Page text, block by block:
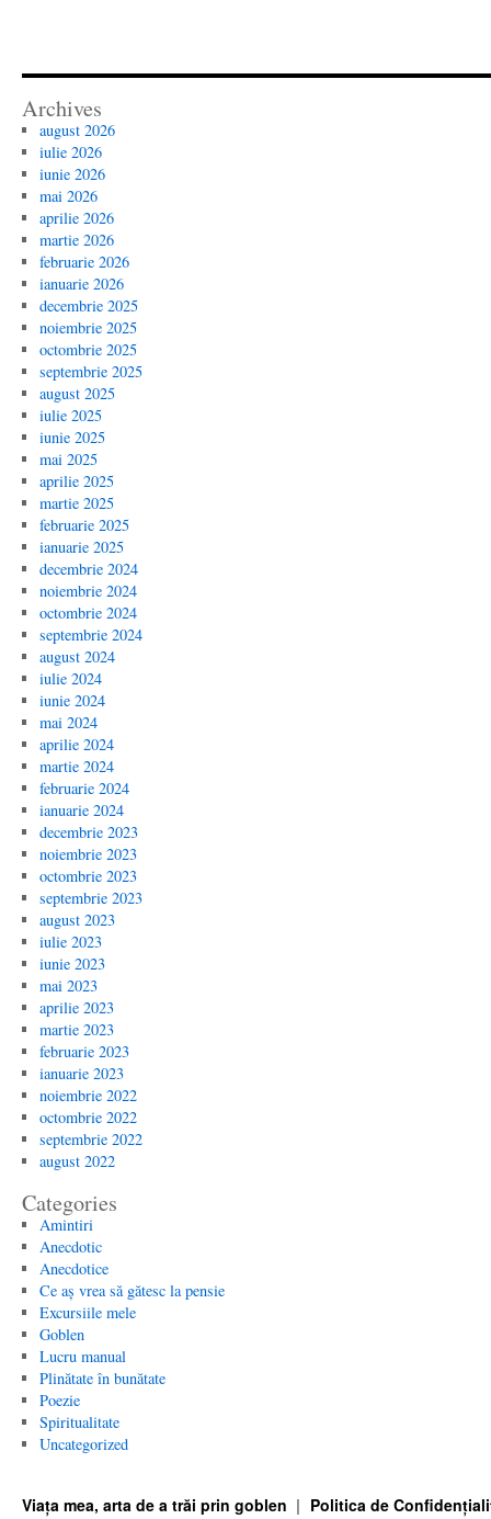
Archives
august 2026
iulie 2026
iunie 2026
mai 2026
aprilie 2026
martie 2026
februarie 2026
ianuarie 2026
decembrie 2025
noiembrie 2025
octombrie 2025
septembrie 2025
august 2025
iulie 2025
iunie 2025
mai 2025
aprilie 2025
martie 2025
februarie 2025
ianuarie 2025
decembrie 2024
noiembrie 2024
octombrie 2024
septembrie 2024
august 2024
iulie 2024
iunie 2024
mai 2024
aprilie 2024
martie 2024
februarie 2024
ianuarie 2024
decembrie 2023
noiembrie 2023
octombrie 2023
septembrie 2023
august 2023
iulie 2023
iunie 2023
mai 2023
aprilie 2023
martie 2023
februarie 2023
ianuarie 2023
noiembrie 2022
octombrie 2022
septembrie 2022
august 2022
Categories
Amintiri
Anecdotic
Anecdotice
Ce aș vrea să gătesc la pensie
Excursiile mele
Goblen
Lucru manual
Plinătate în bunătate
Poezie
Spiritualitate
Uncategorized
Viața mea, arta de a trăi prin goblen Politica de